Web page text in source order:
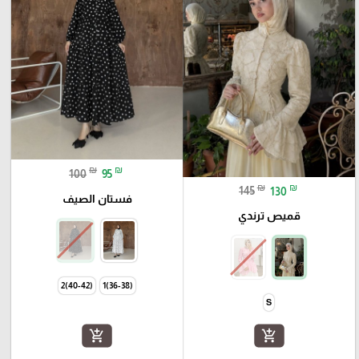
145 ₪ 130 ₪
قميص ترندي
S
add_shopping_cart
100 ₪ 95 ₪
فستان الصيف
(36-38)1
(40-42)2
add_shopping_cart